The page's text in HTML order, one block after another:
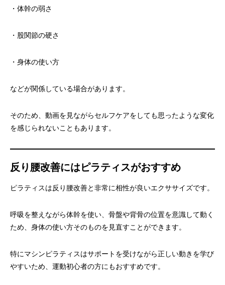
・体幹の弱さ
・股関節の硬さ
・身体の使い方
などが関係している場合があります。
そのため、動画を見ながらセルフケアをしても思ったような変化
を感じられないこともあります。
反り腰改善にはピラティスがおすすめ
ピラティスは反り腰改善と非常に相性が良いエクササイズです。
呼吸を整えながら体幹を使い、骨盤や背骨の位置を意識して動く
ため、身体の使い方そのものを見直すことができます。
特にマシンピラティスはサポートを受けながら正しい動きを学び
やすいため、運動初心者の方にもおすすめです。